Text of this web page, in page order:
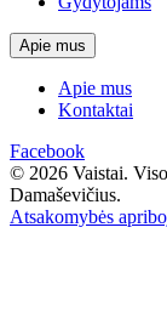
Apie mus
Apie mus
Kontaktai
Facebook
© 2026 Vaistai.
Damaševičius.
Atsakomybės